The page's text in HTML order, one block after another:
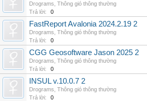
Drograms Thông gió thông thường
Trả lời:
0
FastReport Avalonia 2024.2.19 2
Drograms Thông gió thông thường
Trả lời:
0
CGG Geosoftware Jason 2025 2
Drograms Thông gió thông thường
Trả lời:
0
INSUL v.10.0.7 2
Drograms Thông gió thông thường
Trả lời:
0